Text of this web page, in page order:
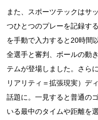
また、スポーツテックはサ
つひとつのプレーを記録す
を手動で入力すると20時間
全選手と審判、ボールの動
テムが登場しました。さら
リアリティ＝拡張現実）デ
話題に。一見すると普通の
いる最中のタイムや距離を